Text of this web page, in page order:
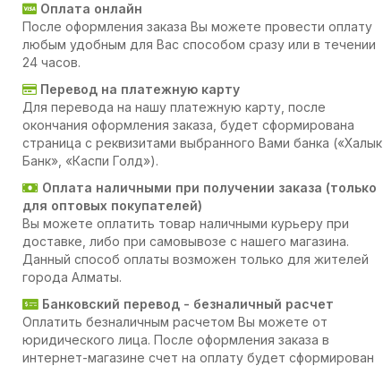
Оплата онлайн
После оформления заказа Вы можете провести оплату
любым удобным для Вас способом сразу или в течении
24 часов.
Перевод на платежную карту
Для перевода на нашу платежную карту, после
окончания оформления заказа, будет сформирована
страница с реквизитами выбранного Вами банка («Халык
Банк», «Каспи Голд»).
Оплата наличными при получении заказа (только
для оптовых покупателей)
Вы можете оплатить товар наличными курьеру при
доставке, либо при самовывозе с нашего магазина.
Данный способ оплаты возможен только для жителей
города Алматы.
Банковский перевод - безналичный расчет
Оплатить безналичным расчетом Вы можете от
юридического лица. После оформления заказа в
интернет-магазине счет на оплату будет сформирован